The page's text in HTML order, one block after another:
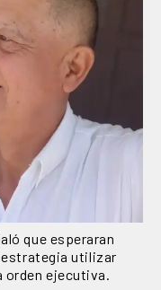
que esperaran
estrategia utilizar
orden ejecutiva.